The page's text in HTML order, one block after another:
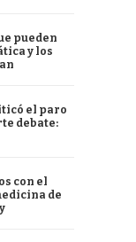
pueden
y los
el paro
debate:
con el
de